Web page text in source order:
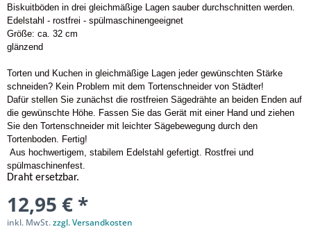
Biskuitböden in drei gleichmäßige Lagen sauber durchschnitten werden.
Edelstahl - rostfrei - spülmaschinengeeignet
Größe: ca. 32 cm
glänzend
Torten und Kuchen in gleichmäßige Lagen jeder gewünschten Stärke
schneiden? Kein Problem mit dem Tortenschneider von Städter!
Dafür stellen Sie zunächst die rostfreien Sägedrähte an beiden Enden auf
die gewünschte Höhe. Fassen Sie das Gerät mit einer Hand und ziehen
Sie den Tortenschneider mit leichter Sägebewegung durch den
Tortenboden. Fertig!
Aus hochwertigem, stabilem Edelstahl gefertigt. Rostfrei und
spülmaschinenfest.
Draht ersetzbar.
12,95 € *
inkl. MwSt.zzgl. Versandkosten